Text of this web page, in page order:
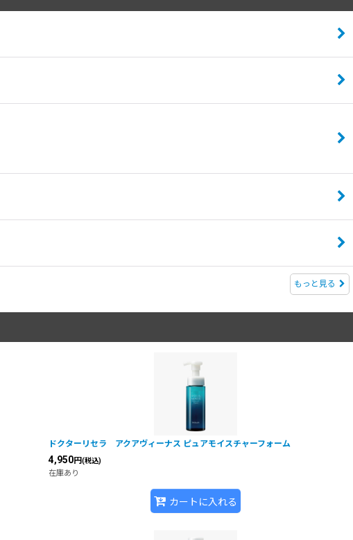
もっと見る
ドクターリセラ アクアヴィーナス ピュアモイスチャーフォーム
4,950円(税込)
在庫あり
カートに入れる